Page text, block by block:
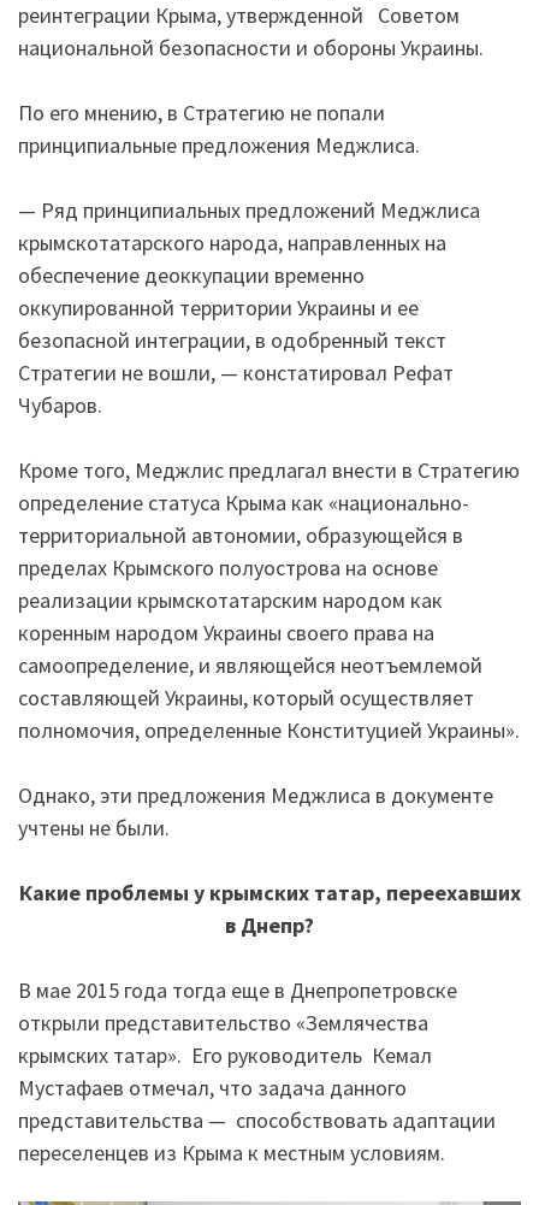
реинтеграции Крыма, утвержденной Советом
национальной безопасности и обороны Украины.
По его мнению, в Стратегию не попали
принципиальные предложения Меджлиса.
— Ряд принципиальных предложений Меджлиса
крымскотатарского народа, направленных на
обеспечение деоккупации временно
оккупированной территории Украины и ее
безопасной интеграции, в одобренный текст
Стратегии не вошли, — констатировал Рефат
Чубаров.
Кроме того, Меджлис предлагал внести в Стратегию
определение статуса Крыма как «национально-
территориальной автономии, образующейся в
пределах Крымского полуострова на основе
реализации крымскотатарским народом как
коренным народом Украины своего права на
самоопределение, и являющейся неотъемлемой
составляющей Украины, который осуществляет
полномочия, определенные Конституцией Украины».
Однако, эти предложения Меджлиса в документе
учтены не были.
Какие проблемы у крымских татар, переехавших
в Днепр?
В мае 2015 года тогда еще в Днепропетровске
открыли представительство «Землячества
крымских татар». Его руководитель Кемал
Мустафаев отмечал, что задача данного
представительства — способствовать адаптации
переселенцев из Крыма к местным условиям.